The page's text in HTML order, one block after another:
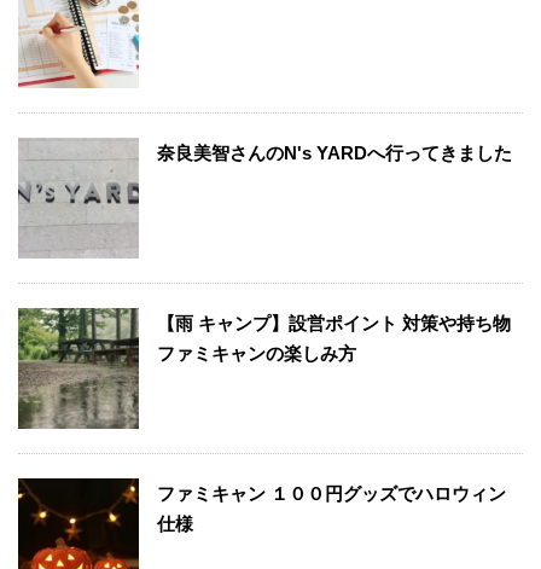
奈良美智さんのN's YARDへ行ってきました
【雨 キャンプ】設営ポイント 対策や持ち物
ファミキャンの楽しみ方
ファミキャン １００円グッズでハロウィン
仕様